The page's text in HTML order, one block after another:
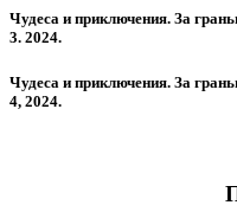
Чудеса и приключения. За
3. 2024.
Чудеса и приключения. За
4, 2024.